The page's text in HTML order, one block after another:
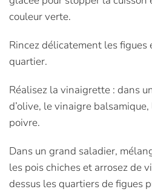
couleur verte.
Rincez délicatement les figues
quartier.
Réalisez la vinaigrette : dans
d’olive, le vinaigre
poivre.
Dans un grand saladier,
les pois chiches et arrosez de
dessus les quartiers de figues